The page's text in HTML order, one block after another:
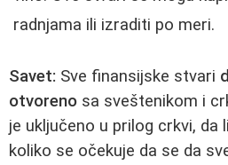
radnjama ili izraditi po meri.
Savet: Sve finansijske stvari
otvoreno sa sveštenikom i
je uključeno u prilog crkvi, da
koliko se očekuje da se da